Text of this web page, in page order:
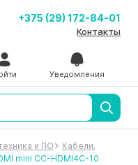
+375 (29) 172-84-01
Контакты
Уведомления
и ПО
Кабели,
mini CC-HDMI4C-10